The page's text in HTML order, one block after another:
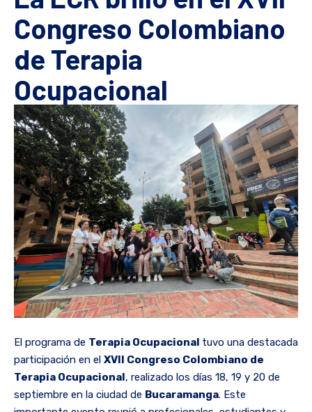
Congreso Colombiano
de Terapia
Ocupacional
El programa de Terapia Ocupacional tuvo una destacada
participación en el XVII Congreso Colombiano de
Terapia Ocupacional, realizado los días 18, 19 y 20 de
septiembre en la ciudad de Bucaramanga. Este